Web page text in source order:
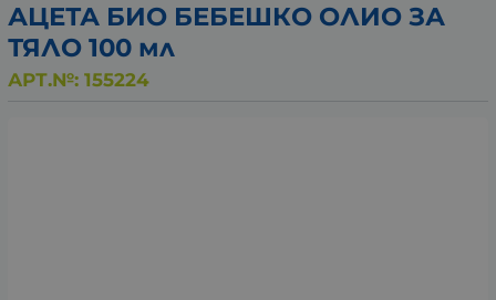
АЦЕТА БИО БЕБЕШКO ОЛИО ЗА
ТЯЛО 100 мл
АРТ.№: 155224